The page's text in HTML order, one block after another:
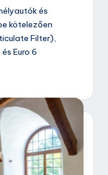
és
kötelezően
Filter),
Euro 6